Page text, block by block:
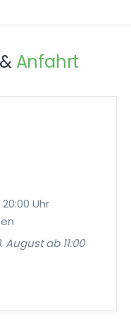
Green Curry mit
& Anfahrt
20:00 Uhr
ab 11:00